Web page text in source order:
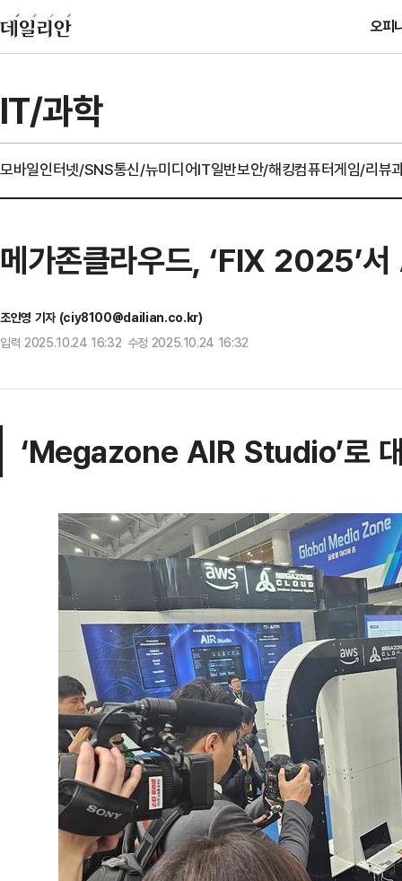
오피
IT/과학
모바일인터넷/SNS통신/뉴미디어IT일반보안/해킹컴퓨터게임/리뷰
메가존클라우드, ‘FIX 2025’서
조인영 기자 (ciy8100@dailian.co.kr)
입력 2025.10.24 16:32 수정 2025.10.24 16:32
‘Megazone AIR Studio’로